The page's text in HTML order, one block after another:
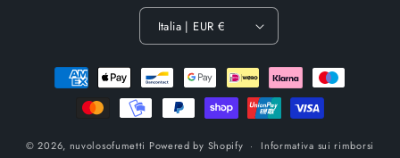
Italia | EUR €
Metodi
pagamento
© 2026, nuvolosofumetti Powered by Shopify Informativa sui rimborsi